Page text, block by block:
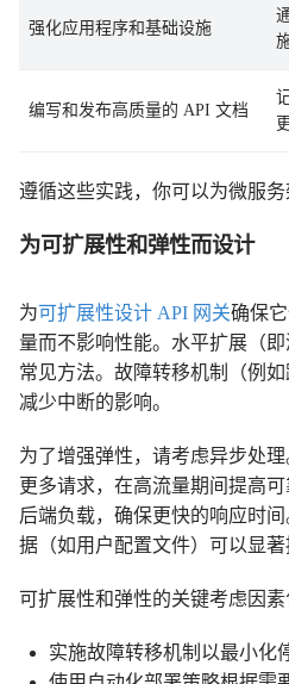
强化应用程序和基础设施
编写和发布高质量的 API 文档
遵循这些实践，你可以为微服务
为可扩展性和弹性而设计
为可扩展性设计 API 网关确保
量而不影响性能。水平扩展（
常见方法。故障转移机制（例
减少中断的影响。
为了增强弹性，请考虑异步处
更多请求，在高流量期间提高
后端负载，确保更快的响应时
据（如用户配置文件）可以显著
可扩展性和弹性的关键考虑因素
实施故障转移机制以最小化